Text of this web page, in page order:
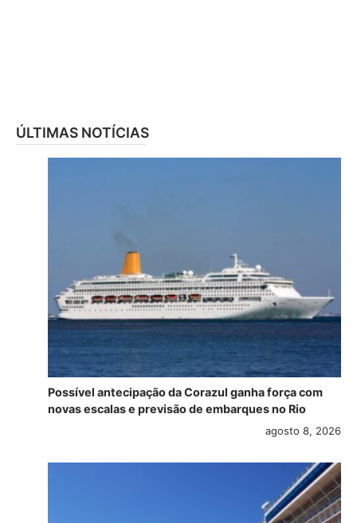
ÚLTIMAS NOTÍCIAS
Possível antecipação da Corazul ganha força com
novas escalas e previsão de embarques no Rio
agosto 8, 2026